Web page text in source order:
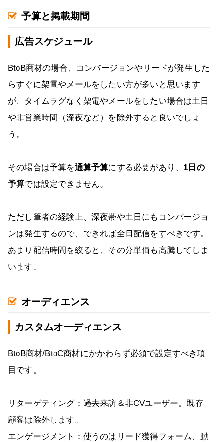
予算と掲載期間
広告スケジュール
BtoB商材の場合、コンバージョンやリードが発生した
らすぐに架電やメールをしたい方が多いと思います
が、タイムラグなく架電やメールをしたい場合は土日
や非営業時間（深夜など）を除外すると良いでしょ
う。
その場合は予算を通算予算にする必要があり、 1日の
予算では設定できません。
ただし筆者の経験上、深夜帯や土日にもコンバージョ
ンは発生するので、できれば全日配信をすべきです。
あまり配信時間を絞ると、その分単価も高騰してしま
います。
オーディエンス
カスタムオーディエンス
BtoB商材/BtoC商材にかかわらず必須で設定すべき項
目です。
リターゲティング：過去来訪＆非CVユーザー。既存
顧客は除外します。
エンゲージメント：使うのはリード獲得フォーム、動